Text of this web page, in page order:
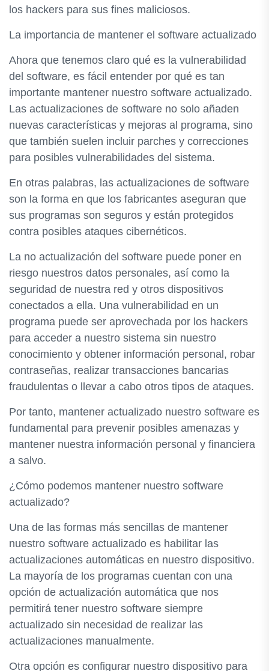
los hackers para sus fines maliciosos.
La importancia de mantener el software actualizado
Ahora que tenemos claro qué es la vulnerabilidad
del software, es fácil entender por qué es tan
importante mantener nuestro software actualizado.
Las actualizaciones de software no solo añaden
nuevas características y mejoras al programa, sino
que también suelen incluir parches y correcciones
para posibles vulnerabilidades del sistema.
En otras palabras, las actualizaciones de software
son la forma en que los fabricantes aseguran que
sus programas son seguros y están protegidos
contra posibles ataques cibernéticos.
La no actualización del software puede poner en
riesgo nuestros datos personales, así como la
seguridad de nuestra red y otros dispositivos
conectados a ella. Una vulnerabilidad en un
programa puede ser aprovechada por los hackers
para acceder a nuestro sistema sin nuestro
conocimiento y obtener información personal, robar
contraseñas, realizar transacciones bancarias
fraudulentas o llevar a cabo otros tipos de ataques.
Por tanto, mantener actualizado nuestro software es
fundamental para prevenir posibles amenazas y
mantener nuestra información personal y financiera
a salvo.
¿Cómo podemos mantener nuestro software
actualizado?
Una de las formas más sencillas de mantener
nuestro software actualizado es habilitar las
actualizaciones automáticas en nuestro dispositivo.
La mayoría de los programas cuentan con una
opción de actualización automática que nos
permitirá tener nuestro software siempre
actualizado sin necesidad de realizar las
actualizaciones manualmente.
Otra opción es configurar nuestro dispositivo para